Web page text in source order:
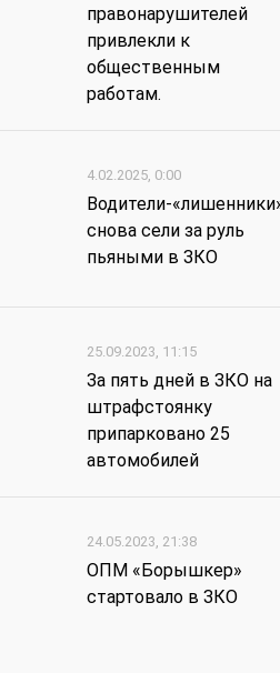
правонарушителей
привлекли к
общественным
работам.
4.02.2025, 0:00
Водители-
снова сели за руль
пьяными в ЗКО
25.09.2023, 11:15
За пять дней в ЗКО на
штрафстоянку
припарковано 25
автомобилей
24.05.2023, 21:38
ОПМ «Борышкер»
стартовало в ЗКО